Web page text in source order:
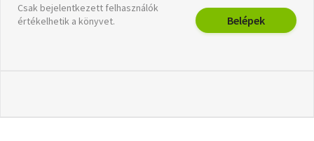
Csak bejelentkezett felhasználók
értékelhetik a könyvet.
Belépek